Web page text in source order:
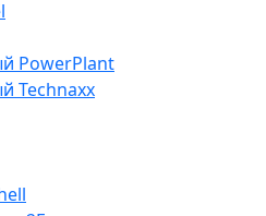
PowerPlant
Technaxx